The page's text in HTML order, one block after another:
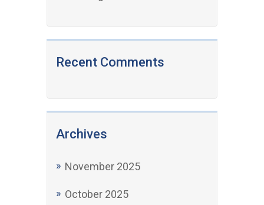
Recent Comments
Archives
November 2025
October 2025